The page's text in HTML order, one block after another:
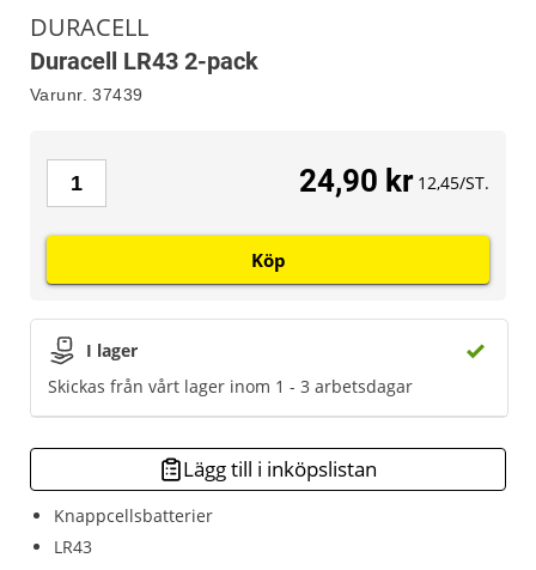
DURACELL
Duracell LR43 2-pack
Varunr. 37439
Knappcellsbatterier
LR43
I lager
Skickas från vårt lager inom 1 - 3 arbetsdagar
24,90 kr 12,45/ST.
Köp
Lägg till i inköpslistan